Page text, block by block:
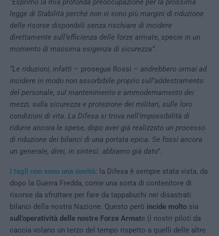
“Esprimo la mia profonda preoccupazione per la prossima
legge di Stabilità perché non vi sono più margini di riduzione
delle risorse disponibili senza rischiare di incidere
direttamente sull’efficienza delle forze armate, specie in un
momento di massima esigenza di sicurezza”.
“Le riduzioni, infatti – prosegue Rossi – andrebbero ormai ad
incidere in modo non assorbibile proprio sull’addestramento
del personale, sul mantenimento e ammodernamento dei
mezzi, sulla sicurezza e protezione dei militari, sulle loro
condizioni di vita. La Difesa si trova nell’impossibilità di
ridurre ancora le spese, dopo aver già realizzato un processo
di riduzione dei bilanci di una portata epica. Se fossi ancora
un generale, direi, in sintesi: abbiamo già dato”.
I tagli non sono una novità: la Difesa è sempre stata vista, da
dopo la Guerra Fredda, come una sorta di contenitore di
risorse da sfruttare per fare da tappabuchi nei disastrati
bilanci della nostra Nazione. Questo però incide molto sia
sull’operatività delle nostre Forze Armate (i nostri piloti da
caccia volano un terzo del tempo rispetto a quelli delle altre